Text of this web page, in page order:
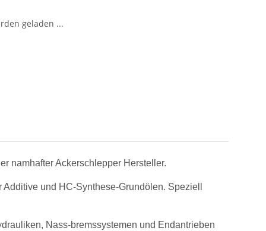
geladen ...
namhafter Ackerschlepper Hersteller.
und HC-Synthese-Grundölen. Speziell
Nass-bremssystemen und Endantrieben